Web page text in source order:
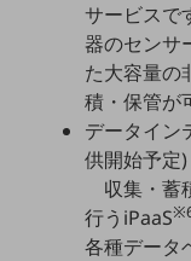
データ通信製品
ドコモケータイ
5G対応ホームルーター
通信モジュール製品
IOT完了済みメーカーブ
サービスで
器のセンサ
た大容量の
積・保管が
データイン
供開始予定)
収集・蓄
行うiPaaS
各種データ